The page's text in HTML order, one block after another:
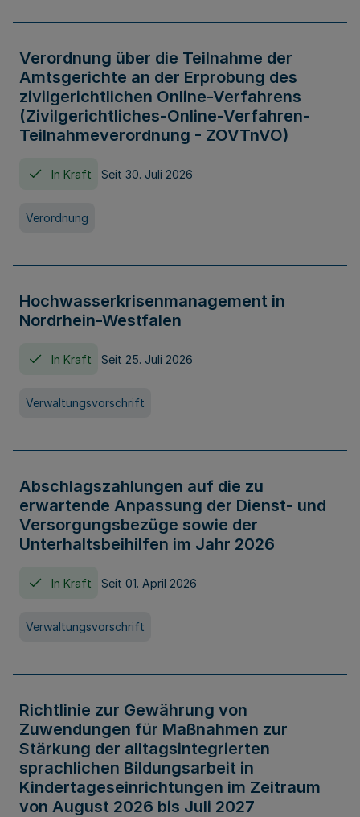
Verordnung über die Teilnahme der
Amtsgerichte an der Erprobung des
zivilgerichtlichen Online-Verfahrens
(Zivilgerichtliches-Online-Verfahren-
Teilnahmeverordnung - ZOVTnVO)
In Kraft Seit 30. Juli 2026
Verordnung
Hochwasserkrisenmanagement in
Nordrhein-Westfalen
In Kraft Seit 25. Juli 2026
Verwaltungsvorschrift
Abschlagszahlungen auf die zu
erwartende Anpassung der Dienst- und
Versorgungsbezüge sowie der
Unterhaltsbeihilfen im Jahr 2026
In Kraft Seit 01. April 2026
Verwaltungsvorschrift
Richtlinie zur Gewährung von
Zuwendungen für Maßnahmen zur
Stärkung der alltagsintegrierten
sprachlichen Bildungsarbeit in
Kindertageseinrichtungen im Zeitraum
von August 2026 bis Juli 2027